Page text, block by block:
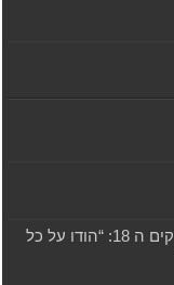
להודות לאלוהים על הכל – הראשונה לתסלוניקים ה 18: “הודו על כל